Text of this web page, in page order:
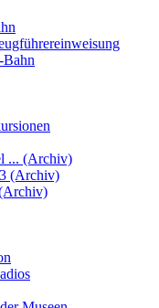
... (Archiv)
(Archiv)